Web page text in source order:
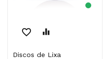
favorite_border equalizer
Discos de Lixa